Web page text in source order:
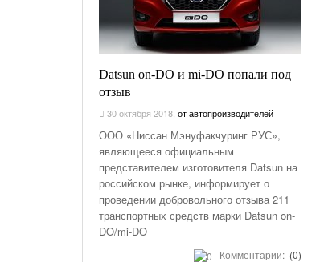
Datsun on-DO и mi-DO попали под
отзыв
30 октября 2018 от автопроизводителей
ООО «Ниссан Мэнуфакчуринг РУС»,
являющееся официальным
представителем изготовителя Datsun на
российском рынке, информирует о
проведении добровольного отзыва 211
транспортных средств марки Dаtsun on-
DO/mi-DO
Комментарии: (0)